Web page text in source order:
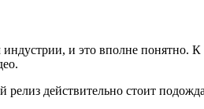
и это вполне понятно.
действительно стоит